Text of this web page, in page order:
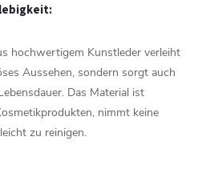
hochwertigem Kunstleder verleiht
Aussehen, sondern sorgt auch
Das Material ist
nimmt keine
leicht zu reinigen.